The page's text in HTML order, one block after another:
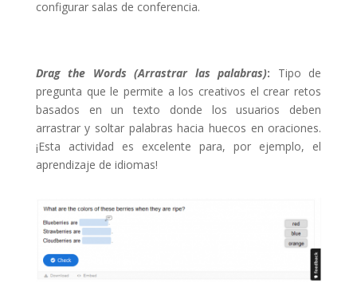
configurar salas de conferencia.
Drag the Words (Arrastrar las palabras): Tipo de
pregunta que le permite a los creativos el crear retos
basados en un texto donde los usuarios deben
arrastrar y soltar palabras hacia huecos en oraciones.
¡Esta actividad es excelente para, por ejemplo, el
aprendizaje de idiomas!